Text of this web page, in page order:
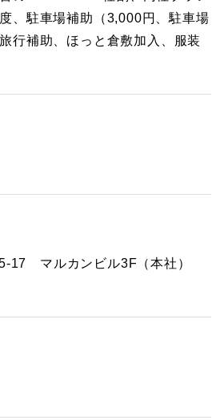
、駐車場補助（3,000円、駐車場
行補助、ほっと倉敷加入、服装
17 マルカンビル3F（本社）